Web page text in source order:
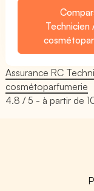
Technicien
Assurance RC
cosmétoparfumerie
4.8 / 5 - à partir de